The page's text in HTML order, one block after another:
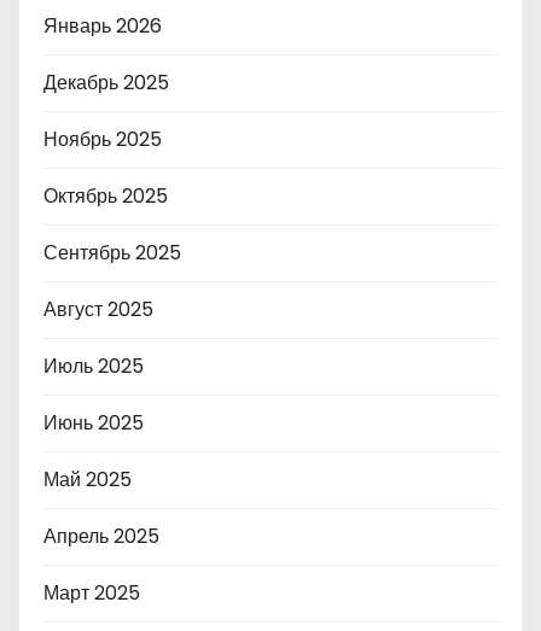
Январь 2026
Декабрь 2025
Ноябрь 2025
Октябрь 2025
Сентябрь 2025
Август 2025
Июль 2025
Июнь 2025
Май 2025
Апрель 2025
Март 2025